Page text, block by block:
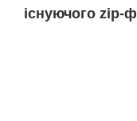
існуючого zip-